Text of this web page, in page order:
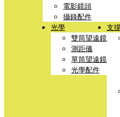
電影鏡頭
攝錄配件
光學
雙筒望遠鏡
測距儀
單筒望遠鏡
光學配件
支